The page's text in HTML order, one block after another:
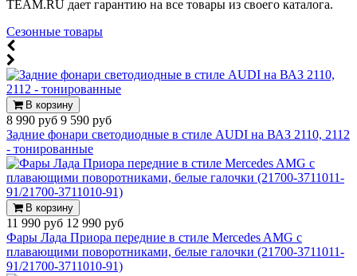
TEAM.RU дает гарантию на все товары из своего каталога.
Сезонные товары
В корзину
8 990 руб 9 590 руб
Задние фонари светодиодные в стиле AUDI на ВАЗ 2110, 2112
- тонированные
В корзину
11 990 руб 12 990 руб
Фары Лада Приора передние в стиле Mercedes AMG с
плавающими поворотниками, белые галочки (21700-3711011-
91/21700-3711010-91)